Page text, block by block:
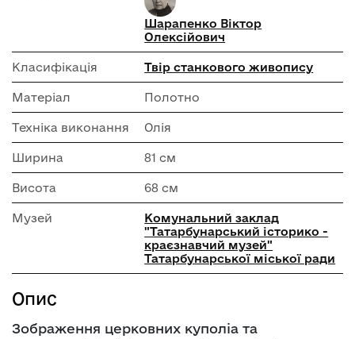
Шарапенко Віктор
Олексійович
Класифікація Твір станкового живопису
Матеріал Полотно
Техніка виконання Олія
Ширина 81 см
Висота 68 см
Музей
Комунальний заклад
"Татарбунарський історико -
краєзнавчий музей"
Татарбунарської міської ради
Опис
Зображення церковних куполіа та